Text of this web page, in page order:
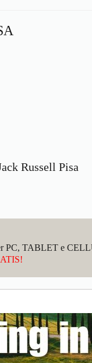
Russell Pisa
PC, TABLET e